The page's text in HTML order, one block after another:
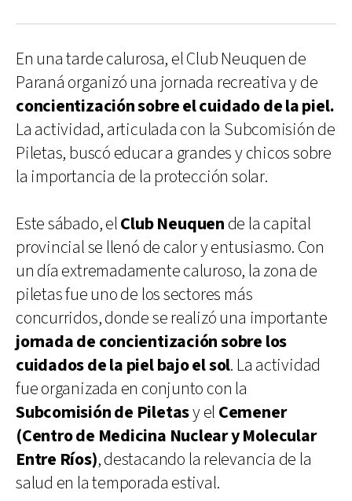
En una tarde calurosa, el Club Neuquen de
Paraná organizó una jornada recreativa y de
concientización sobre el cuidado de la piel.
La actividad, articulada con la Subcomisión de
Piletas, buscó educar a grandes y chicos sobre
la importancia de la protección solar.
Este sábado, elClub Neuquen de la capital
provincial se llenó de calor y entusiasmo. Con
un día extremadamente caluroso, la zona de
piletas fue uno de los sectores más
concurridos, donde se realizó una importante
jornada de concientización sobre los
cuidados de la piel bajo el sol. La actividad
fue organizada en conjunto con la
Subcomisión de Piletasy el Cemener
(Centro de Medicina Nuclear y Molecular
Entre Ríos), destacando la relevancia de la
salud en la temporada estival.